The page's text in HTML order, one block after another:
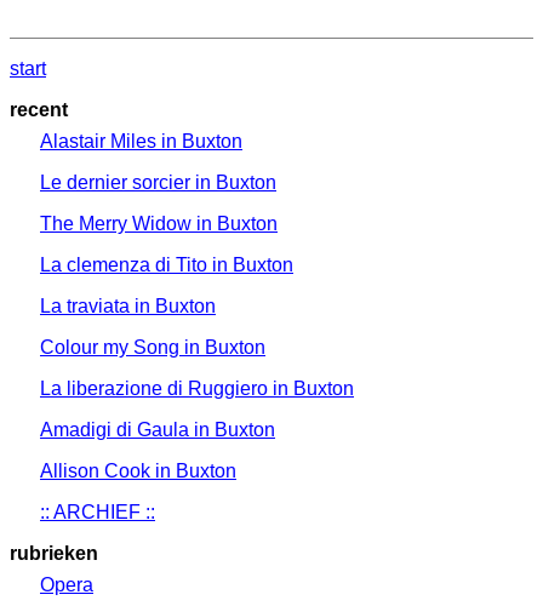
start
recent
Alastair Miles in Buxton
Le dernier sorcier in Buxton
The Merry Widow in Buxton
La clemenza di Tito in Buxton
La traviata in Buxton
Colour my Song in Buxton
La liberazione di Ruggiero in Buxton
Amadigi di Gaula in Buxton
Allison Cook in Buxton
:: ARCHIEF ::
rubrieken
Opera